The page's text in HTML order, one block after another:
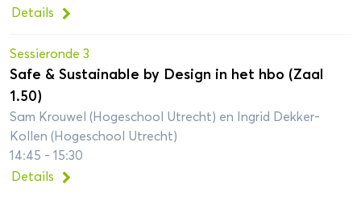
Details
Sessieronde 3
Safe & Sustainable by Design in het hbo (Zaal
1.50)
Sam Krouwel (Hogeschool Utrecht) en Ingrid Dekker-
Kollen (Hogeschool Utrecht)
14:45 - 15:30
Details